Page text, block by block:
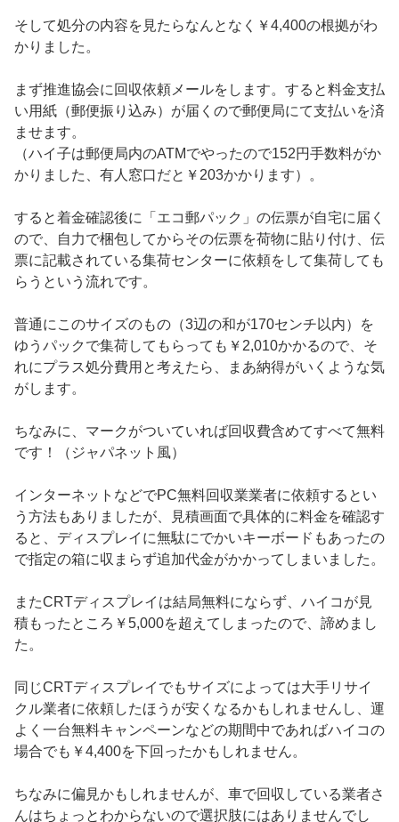
そして処分の内容を見たらなんとなく￥4,400の根拠がわ
かりました。
まず推進協会に回収依頼メールをします。すると料金支払
い用紙（郵便振り込み）が届くので郵便局にて支払いを済
ませます。
（ハイ子は郵便局内のATMでやったので152円手数料がか
かりました、有人窓口だと￥203かかります）。
すると着金確認後に「エコ郵パック」の伝票が自宅に届く
ので、自力で梱包してからその伝票を荷物に貼り付け、伝
票に記載されている集荷センターに依頼をして集荷しても
らうという流れです。
普通にこのサイズのもの（3辺の和が170センチ以内）を
ゆうパックで集荷してもらっても￥2,010かかるので、そ
れにプラス処分費用と考えたら、まあ納得がいくような気
がします。
ちなみに、マークがついていれば回収費含めてすべて無料
です！（ジャパネット風）
インターネットなどでPC無料回収業業者に依頼するとい
う方法もありましたが、見積画面で具体的に料金を確認す
ると、ディスプレイに無駄にでかいキーボードもあったの
で指定の箱に収まらず追加代金がかかってしまいました。
またCRTディスプレイは結局無料にならず、ハイコが見
積もったところ￥5,000を超えてしまったので、諦めまし
た。
同じCRTディスプレイでもサイズによっては大手リサイ
クル業者に依頼したほうが安くなるかもしれませんし、運
よく一台無料キャンペーンなどの期間中であればハイコの
場合でも￥4,400を下回ったかもしれません。
ちなみに偏見かもしれませんが、車で回収している業者さ
んはちょっとわからないので選択肢にはありませんでし